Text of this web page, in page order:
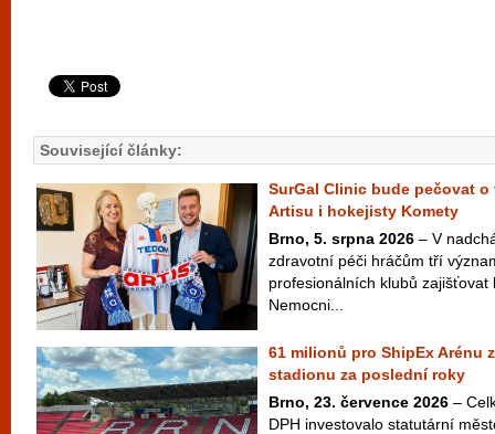
Související články:
SurGal Clinic bude pečovat
Artisu i hokejisty Komety
Brno, 5. srpna 2026 – V
zdravotní péči hráčům tří
profesionálních klubů zajišťovat
Nemocni...
61 milionů pro ShipEx Arénu
stadionu za poslední roky
Brno, 23. července 2026 –
DPH investovalo statutární